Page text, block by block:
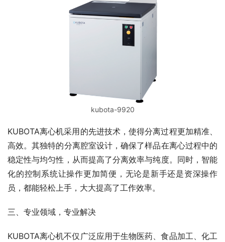
kubota-9920
KUBOTA离心机采用的先进技术，使得分离过程更加精准、
高效。其独特的分离腔室设计，确保了样品在离心过程中的
稳定性与均匀性，从而提高了分离效率与纯度。同时，智能
化的控制系统让操作更加简便，无论是新手还是资深操作
员，都能轻松上手，大大提高了工作效率。
三、专业领域，专业解决
KUBOTA离心机不仅广泛应用于生物医药、食品加工、化工